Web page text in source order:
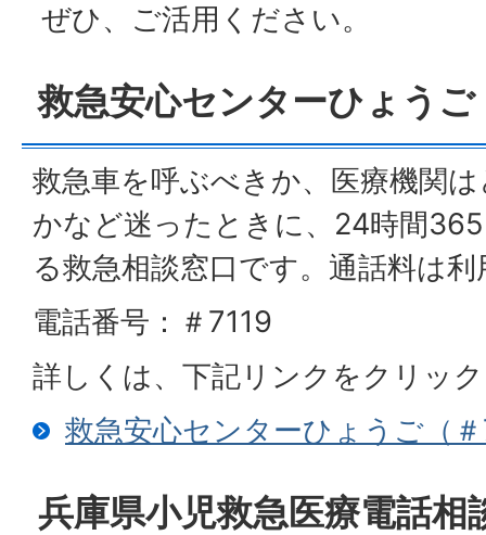
ぜひ、ご活用ください。
救急安心センターひょうご
救急車を呼ぶべきか、医療機関
かなど迷ったときに、24時間
る救急相談窓口です。通話料は
電話番号：＃7119
詳しくは、下記リンクをクリッ
救急安心センターひょうご（
兵庫県小児救急医療電話